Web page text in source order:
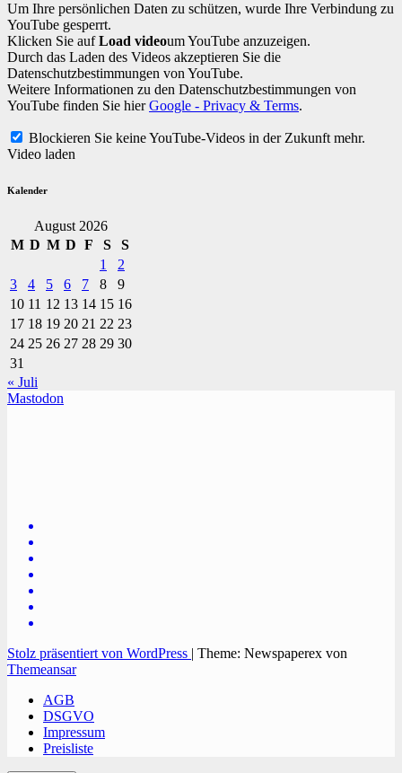
Um Ihre persönlichen Daten zu schützen, wurde Ihre Verbindung zu
YouTube gesperrt.
Klicken Sie aufLoad videoum YouTube anzuzeigen.
Durch das Laden des Videos akzeptieren Sie die
Datenschutzbestimmungen von YouTube.
Weitere Informationen zu den Datenschutzbestimmungen von
YouTube finden Sie hierGoogle - Privacy & Terms.
Blockieren Sie keine YouTube-Videos in der Zukunft mehr.
Video laden
Kalender
August 2026
M D M D F S
S
1
2
3
4 5 6 7 8
9
10 11 12 13 14 15 16
17 18 19 20 21 22 23
24 25 26 27 28 29 30
31
« Juli
Mastodon
Stolz präsentiert von WordPress | Theme: Newspaperex von
Themeansar
AGB
DSGVO
Impressum
Preisliste